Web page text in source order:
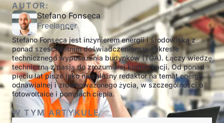
AUTOR:
Stefano Fonseca
Freelancer
Stefano Fonseca jest inżynierem energii i środowiska z
ponad sześcioletnim doświadczeniem w zakresie
technicznego wyposażenia budynków (TGA). Łączy wiedzę
techniczną z pasją do zrozumiałej komunikacji. Od ponad
pięciu lat pisze jako niezależny redaktor na temat energii
odnawialnej i zrównoważonego życia, w szczególności o
fotowoltaice i pompach ciepła.
W TYM ARTYKULE